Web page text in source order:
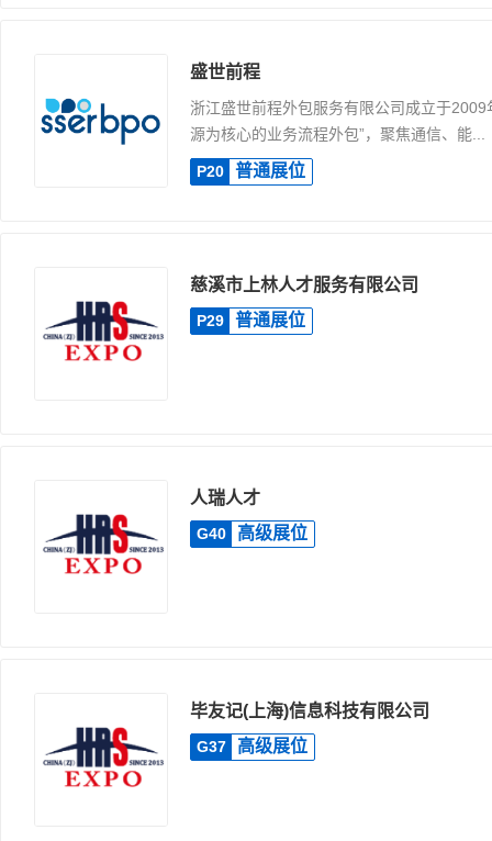
盛世前程
浙江盛世前程外包服务有限公司成立于2009
源为核心的业务流程外包”，聚焦通信、能...
P20 普通展位
慈溪市上林人才服务有限公司
P29 普通展位
人瑞人才
G40 高级展位
毕友记(上海)信息科技有限公司
G37 高级展位